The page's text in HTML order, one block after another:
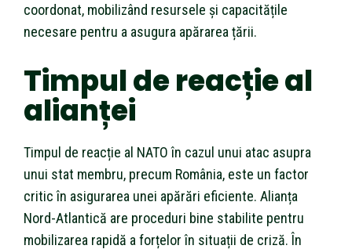
coordonat, mobilizând resursele și capacitățile
necesare pentru a asugura apărarea țării.
Timpul de reacție al
alianței
Timpul de reacție al NATO în cazul unui atac asupra
unui stat membru, precum România, este un factor
critic în asigurarea unei apărări eficiente. Alianța
Nord-Atlantică are proceduri bine stabilite pentru
mobilizarea rapidă a forțelor în situații de criză. În